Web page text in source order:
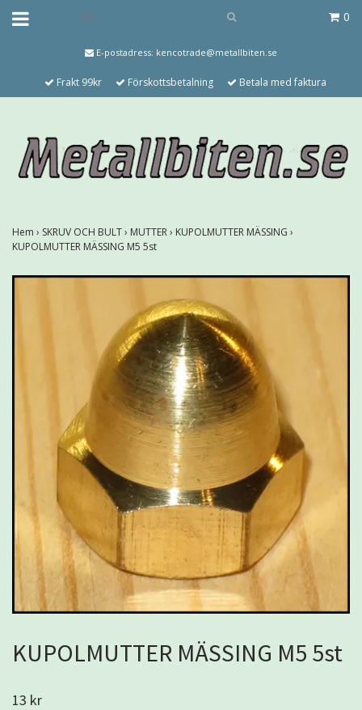
0
E-postadress: kencotrade@metallbiten.se
Frakt 99kr Förskottsbetalning Betala med faktura
Hem › SKRUV OCH BULT› MUTTER› KUPOLMUTTER MÄSSING ›
KUPOLMUTTER MÄSSING M5 5st
KUPOLMUTTER MÄSSING M5 5st
13 kr